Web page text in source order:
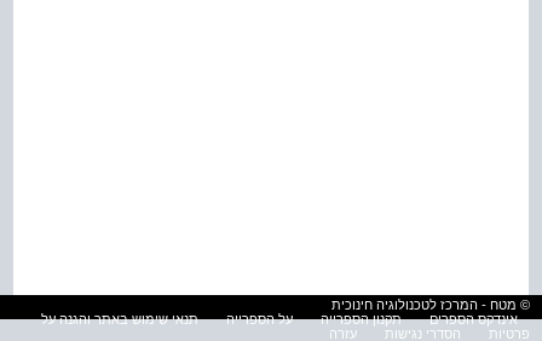
© מטח - המרכז לטכנולוגיה חינוכית
אינדקס הספרים
תקנון הספרייה על הספרייה
תנאי שימוש באתר והגנה על
פרטיות
הסדרי נגישות עזרה